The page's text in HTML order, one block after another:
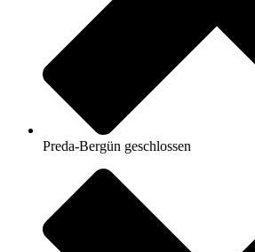
Preda-Bergün geschlossen